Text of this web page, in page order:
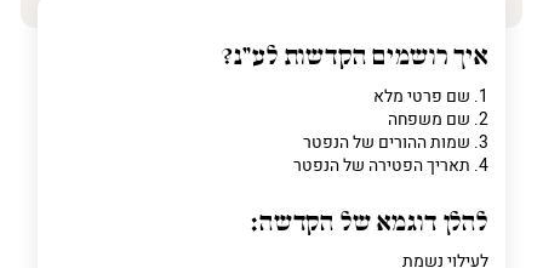
איך רושמים הקדשות לע"נ?
1. שם פרטי מלא
2. שם משפחה
3. שמות ההורים של הנפטר
4. תאריך הפטירה של הנפטר
להלן דוגמא של הקדשה:
לעילוי נשמת